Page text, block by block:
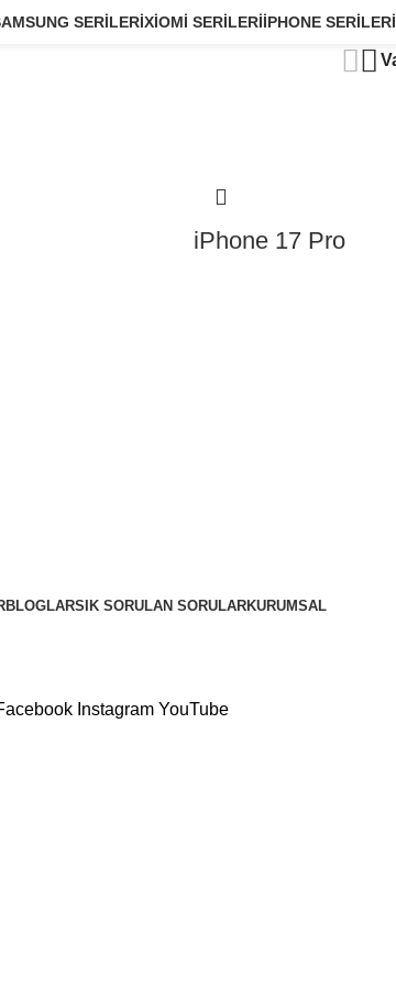
SERILERIXIOMI SERILERIIPHONE SERILERI
iPhone 17 Pro
BLOGLARSIK SORULAN SORULARKURUMSAL
Instagram YouTube